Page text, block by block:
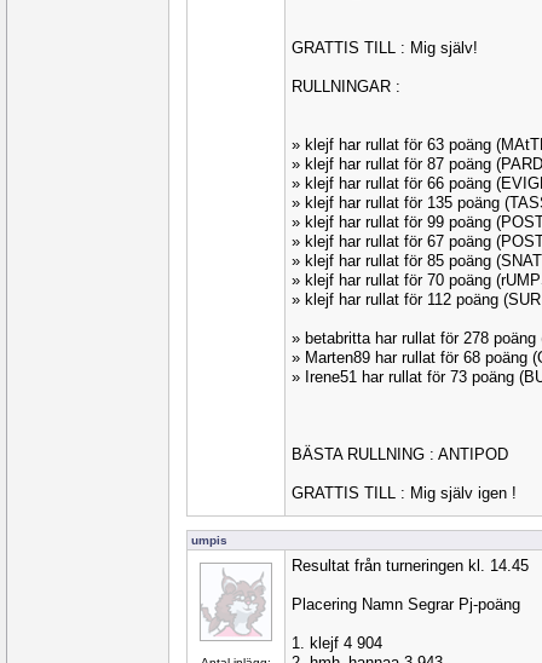
GRATTIS TILL : Mig själv!
RULLNINGAR :
» klejf har rullat för 63 poäng
» klejf har rullat för 87 poäng
» klejf har rullat för 66 poäng
» klejf har rullat för 135 poäng
» klejf har rullat för 99 poäng
» klejf har rullat för 67 poäng
» klejf har rullat för 85 poäng
» klejf har rullat för 70 poäng
» klejf har rullat för 112 poäng
» betabritta har rullat för 278 poäng
» Marten89 har rullat för 68 poäng
» Irene51 har rullat för 73 poäng
BÄSTA RULLNING : ANTIPOD
GRATTIS TILL : Mig själv igen !
umpis
Resultat från turneringen kl. 14.45
Placering Namn Segrar Pj-poäng
1. klejf 4 904